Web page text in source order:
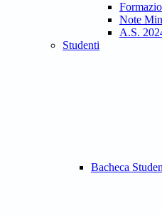
Note
A.S.
Studenti
Bacheca